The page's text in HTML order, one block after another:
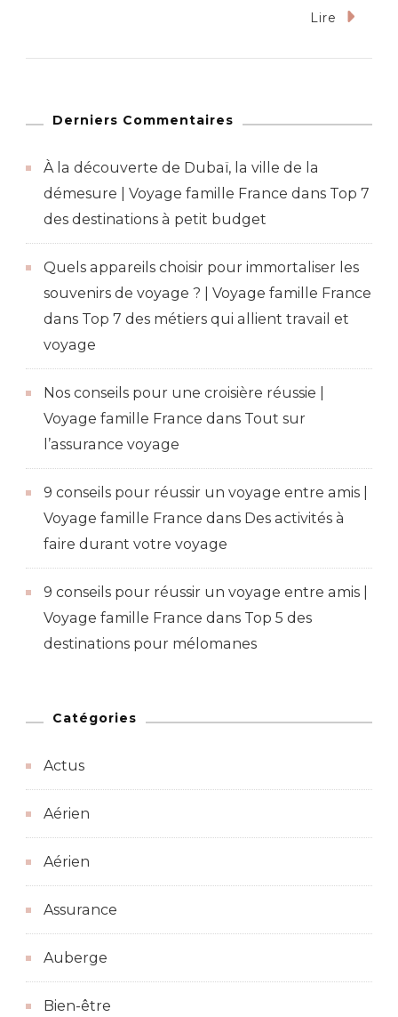
Tour
Insolites
Lire
Derniers Commentaires
À la découverte de Dubaï, la ville de la
démesure | Voyage famille France dans Top 7
des destinations à petit budget
Quels appareils choisir pour immortaliser les
souvenirs de voyage ? | Voyage famille France
dans Top 7 des métiers qui allient travail et
voyage
Nos conseils pour une croisière réussie |
Voyage famille France dans Tout sur
l’assurance voyage
9 conseils pour réussir un voyage entre amis |
Voyage famille France dans Des activités à
faire durant votre voyage
9 conseils pour réussir un voyage entre amis |
Voyage famille France dans Top 5 des
destinations pour mélomanes
Catégories
Actus
Aérien
Aérien
Assurance
Auberge
Bien-être